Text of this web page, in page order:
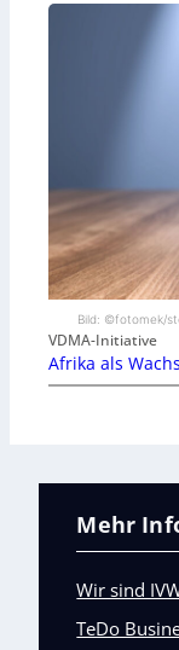
Bild: ©fotomek/
VDMA-Initiative
Afrika als
Mehr
Wir sind
TeDo